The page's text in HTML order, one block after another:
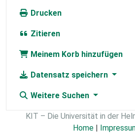
Drucken
Zitieren
Meinem Korb hinzufügen
Datensatz speichern
Weitere Suchen
KIT – Die Universität in der
Home |